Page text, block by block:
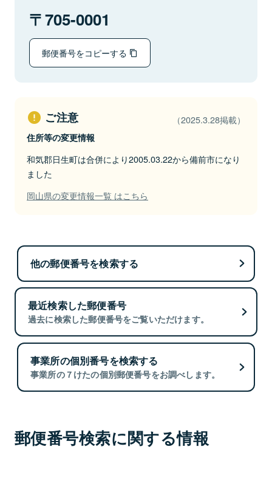
705-0001
郵便番号をコピーする
ご注意 （2025.3.28掲載）
住所等の変更情報
和気郡日生町は合併により2005.03.22から備前市になり
ました
岡山県の変更情報一覧 はこちら
他の郵便番号を検索する
最近検索した郵便番号
過去に検索した郵便番号をご覧いただけます。
事業所の個別番号を検索する
事業所の７けたの個別郵便番号をお調べします。
郵便番号検索に関する情報